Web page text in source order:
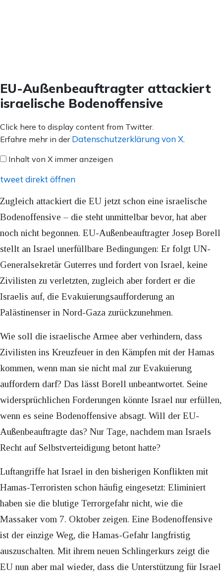
EU-Außenbeauftragter attackiert
israelische Bodenoffensive
Inhalt
von
anzeigen
Click here to display content from Twitter.
Erfahre mehr in der Datenschutzerklärung von X.
Inhalt von X immer anzeigen
tweet direkt öffnen
Zugleich attackiert die EU jetzt schon eine israelische
Bodenoffensive – die steht unmittelbar bevor, hat aber
noch nicht begonnen. EU-Außenbeauftragter Josep Borell
stellt an Israel unerfüllbare Bedingungen: Er folgt UN-
Generalsekretär Guterres und fordert von Israel, keine
Zivilisten zu verletzten, zugleich aber fordert er die
Israelis auf, die Evakuierungsaufforderung an
Palästinenser in Nord-Gaza zurückzunehmen.
Wie soll die israelische Armee aber verhindern, dass
Zivilisten ins Kreuzfeuer in den Kämpfen mit der Hamas
kommen, wenn man sie nicht mal zur Evakuierung
auffordern darf? Das lässt Borell unbeantwortet. Seine
widersprüchlichen Forderungen könnte Israel nur erfüllen,
wenn es seine Bodenoffensive absagt. Will der EU-
Außenbeauftragte das? Nur Tage, nachdem man Israels
Recht auf Selbstverteidigung betont hatte?
Luftangriffe hat Israel in den bisherigen Konflikten mit
Hamas-Terroristen schon häufig eingesetzt: Eliminiert
haben sie die blutige Terrorgefahr nicht, wie die
Massaker vom 7. Oktober zeigen. Eine Bodenoffensive
ist der einzige Weg, die Hamas-Gefahr langfristig
auszuschalten. Mit ihrem neuen Schlingerkurs zeigt die
EU nun aber mal wieder, dass die Unterstützung für Israel